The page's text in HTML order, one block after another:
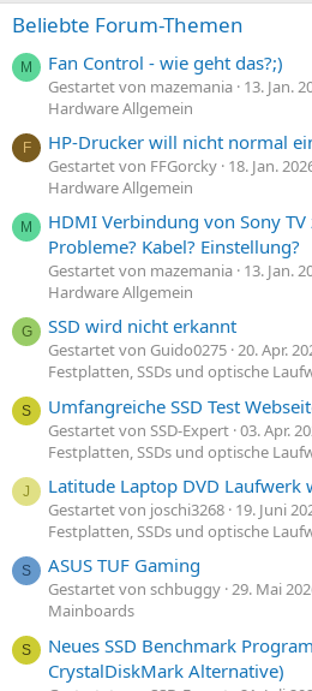
Beliebte Forum-Themen
M Fan Control - wie geht das?;)
Gestartet von mazemania 13. Jan.
Hardware Allgemein
F HP-Drucker will nicht normal
Gestartet von FFGorcky 18. Jan.
Hardware Allgemein
M
HDMI Verbindung von Sony
Probleme? Kabel? Einstellung?
Gestartet von mazemania 13. Jan.
Hardware Allgemein
G SSD wird nicht erkannt
Gestartet von Guido0275 20. Apr.
Festplatten, SSDs und optische
S Umfangreiche SSD Test
Gestartet von SSD-Expert 03. Apr.
Festplatten, SSDs und optische
J Latitude Laptop DVD Laufwerk
Gestartet von joschi3268 19. Juni
Festplatten, SSDs und optische
S ASUS TUF Gaming
Gestartet von schbuggy 29. Mai
Mainboards
S
Neues SSD Benchmark
CrystalDiskMark Alternative)